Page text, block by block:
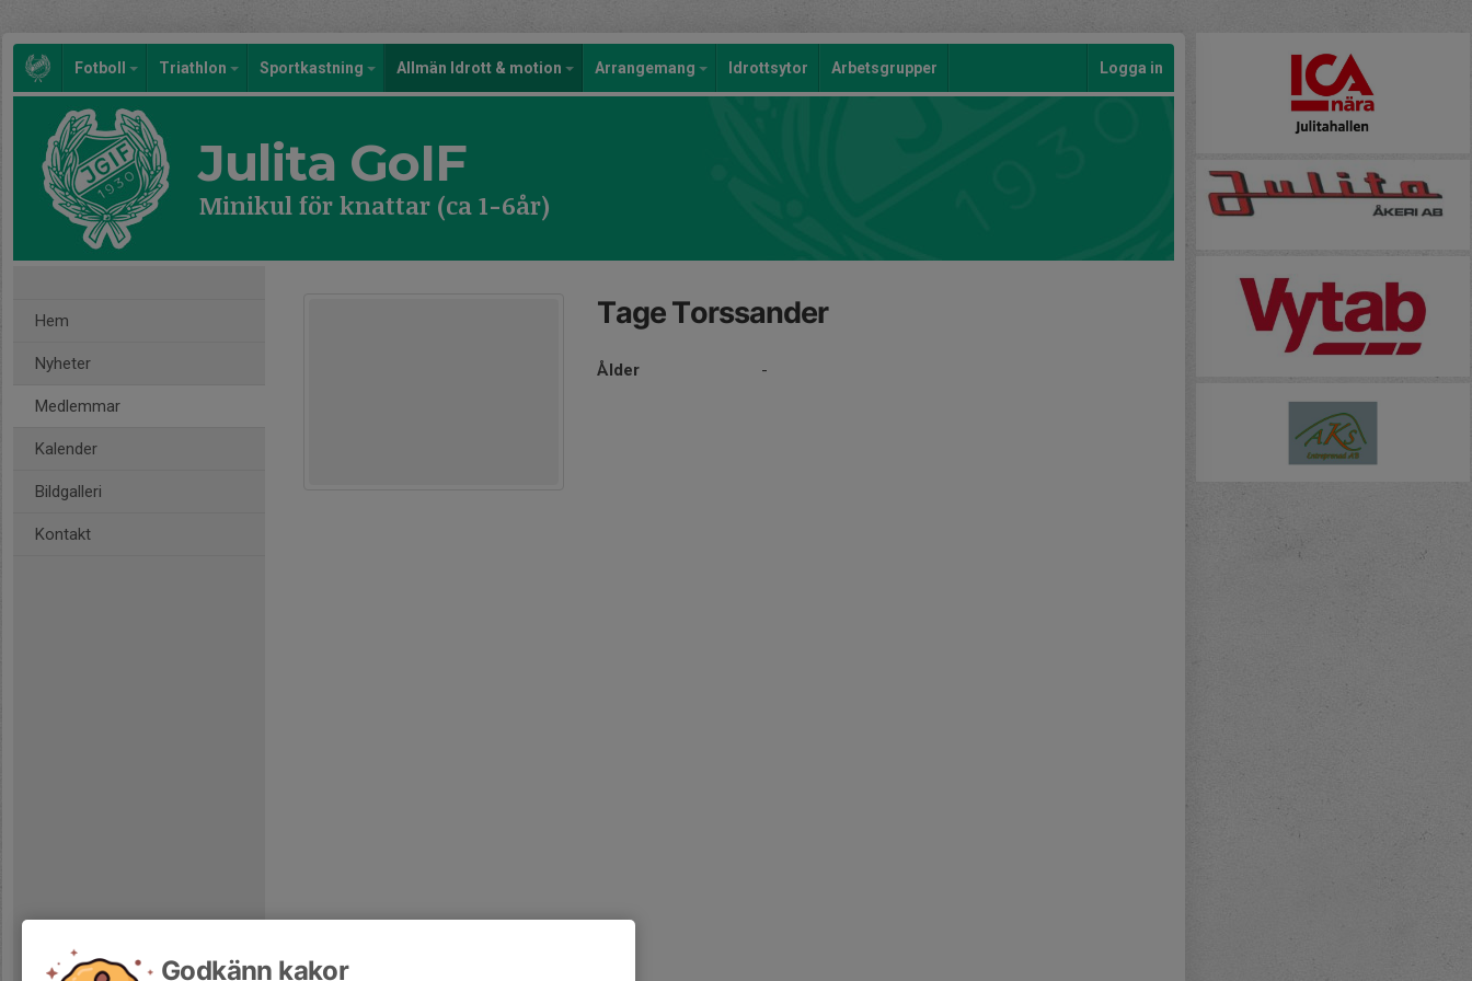
Fotboll Triathlon Sportkastning Allmän Idrott & motion Arrangemang Idrottsytor Arbetsgrupper Logga in
Julita GoIF
Minikul för knattar (ca 1-6år)
Hem
Nyheter
Medlemmar
Kalender
Bildgalleri
Kontakt
Tage Torssander
Ålder -
Godkänn kakor